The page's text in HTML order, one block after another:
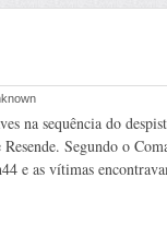
na sequência do
Segundo o
e as vítimas